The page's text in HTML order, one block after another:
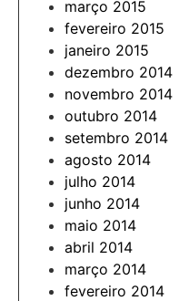
março 2015
fevereiro 2015
janeiro 2015
dezembro 2014
novembro 2014
outubro 2014
setembro 2014
agosto 2014
julho 2014
junho 2014
maio 2014
abril 2014
março 2014
fevereiro 2014